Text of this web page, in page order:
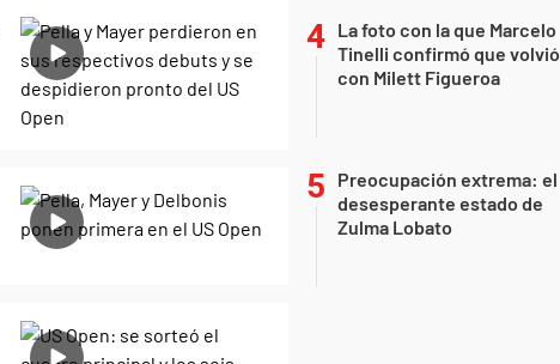
La foto con la que Marcelo
Tinelli confirmó que volvió
con Milett Figueroa
Preocupación extrema: el
desesperante estado de
Zulma Lobato